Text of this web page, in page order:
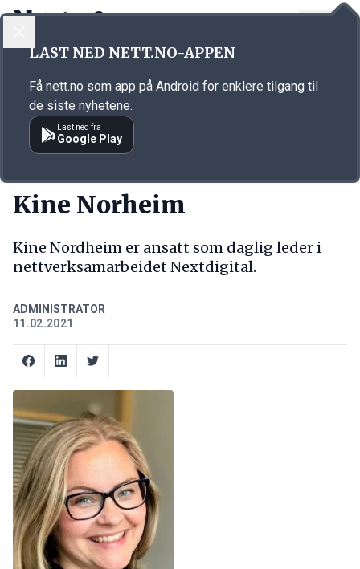
Annonsørinnhold
Kine Norheim
Kine Nordheim er ansatt som daglig leder i
nettverksamarbeidet Nextdigital.
ADMINISTRATOR
11.02.2021
LAST NED NETT.NO-APPEN
Få nett.no som app på Android for enklere tilgang til
de siste nyhetene.
Last ned fra
Google Play